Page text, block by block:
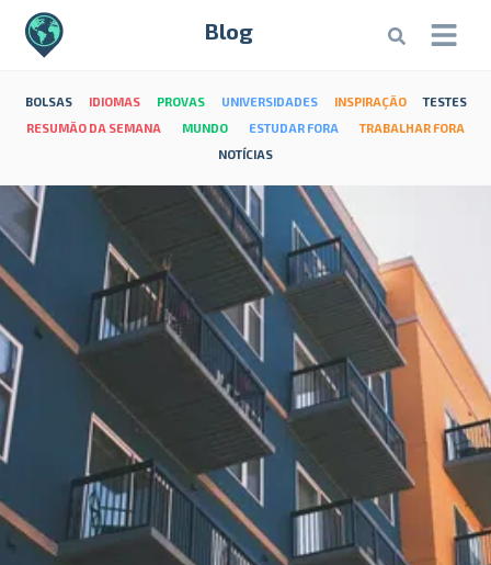
Blog
BOLSAS IDIOMAS PROVAS UNIVERSIDADES INSPIRAÇÃO
TESTES
RESUMÃO DA SEMANA
MUNDO ESTUDAR FORA
TRABALHAR FORA
NOTÍCIAS